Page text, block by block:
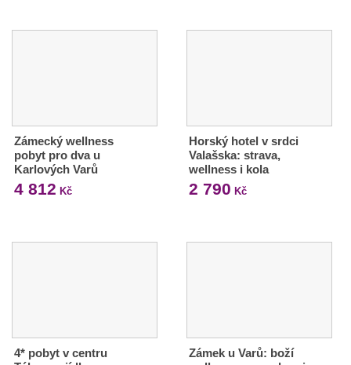
Zámecký wellness
pobyt pro dva u
Karlových Varů
4 812 Kč
Horský hotel v srdci
Valašska: strava,
wellness i kola
2 790 Kč
4* pobyt v centru
Zámek u Varů: boží